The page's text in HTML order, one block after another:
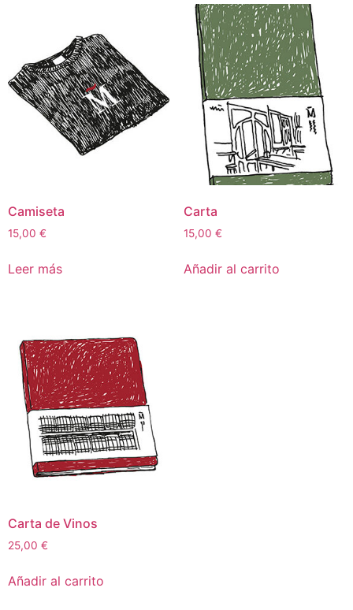
Camiseta
15,00 €
Leer más
Carta
15,00 €
Añadir al carrito
Carta de Vinos
25,00 €
Añadir al carrito